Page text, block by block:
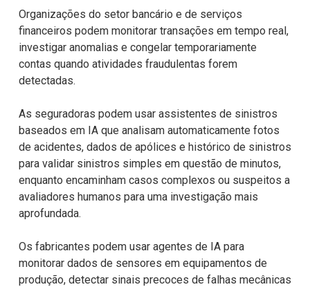
Organizações do setor bancário e de serviços
financeiros podem monitorar transações em tempo real,
investigar anomalias e congelar temporariamente
contas quando atividades fraudulentas forem
detectadas.
As seguradoras podem usar assistentes de sinistros
baseados em IA que analisam automaticamente fotos
de acidentes, dados de apólices e histórico de sinistros
para validar sinistros simples em questão de minutos,
enquanto encaminham casos complexos ou suspeitos a
avaliadores humanos para uma investigação mais
aprofundada.
Os fabricantes podem usar agentes de IA para
monitorar dados de sensores em equipamentos de
produção, detectar sinais precoces de falhas mecânicas